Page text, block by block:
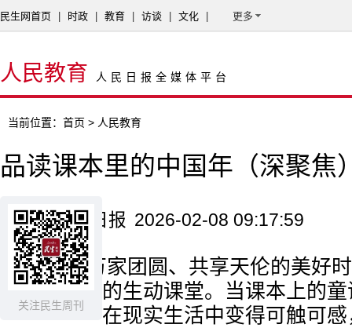
关注民生周刊
民生网首页 时政 教育 访谈 文化 更多
人民教育 人民日报全媒体平台
当前位置： 首页 > 人民教育
品读课本里的中国年（深聚焦
来源：人民日报 2026-02-08 09:17:59
春节是万家团圆、共享天伦的美好
统文化教育的生动课堂。当课本上的
走出纸张，在现实生活中变得可触可